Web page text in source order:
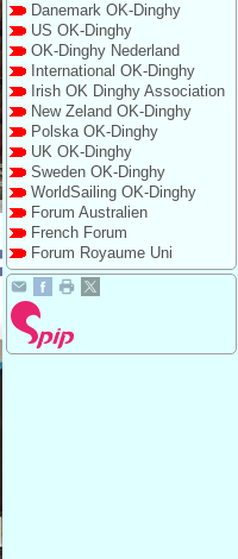
Danemark OK-Dinghy
US OK-Dinghy
OK-Dinghy Nederland
International OK-Dinghy
Irish OK Dinghy Association
New Zeland OK-Dinghy
Polska OK-Dinghy
UK OK-Dinghy
Sweden OK-Dinghy
WorldSailing OK-Dinghy
Forum Australien
French Forum
Forum Royaume Uni